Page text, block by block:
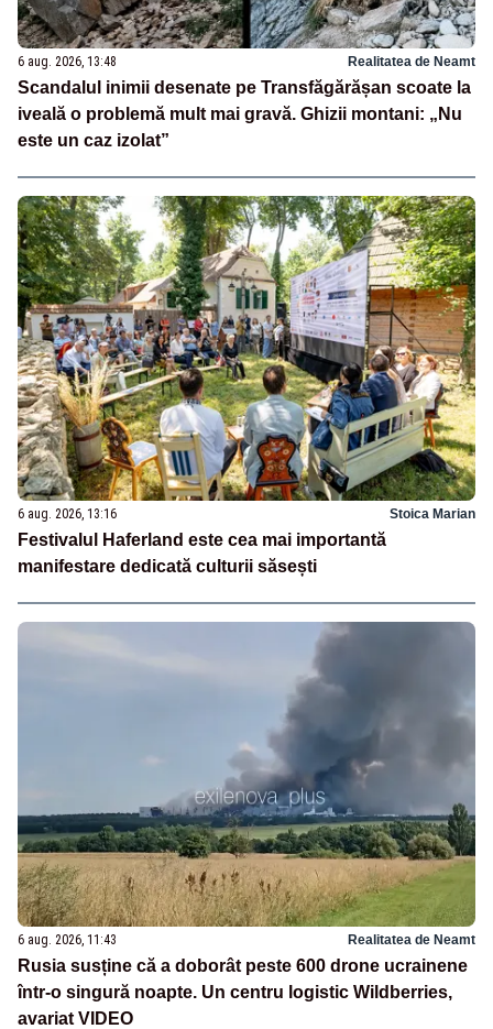
6 aug. 2026, 13:48 Realitatea de Neamt
Scandalul inimii desenate pe Transfăgărășan scoate la
iveală o problemă mult mai gravă. Ghizii montani: „Nu
este un caz izolat”
6 aug. 2026, 13:16 Stoica Marian
Festivalul Haferland este cea mai importantă
manifestare dedicată culturii săsești
6 aug. 2026, 11:43 Realitatea de Neamt
Rusia susține că a doborât peste 600 drone ucrainene
într-o singură noapte. Un centru logistic Wildberries,
avariat VIDEO